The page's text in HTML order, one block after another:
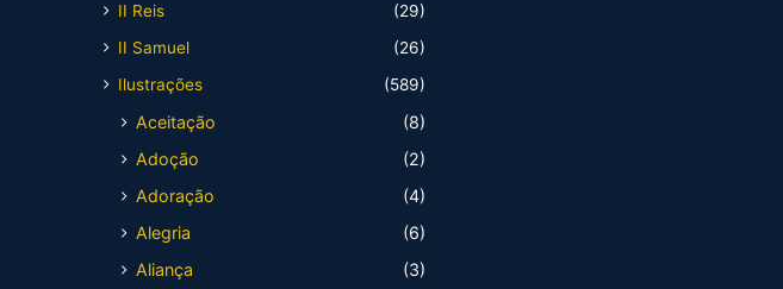
II Reis
(29)
II Samuel
(26)
Ilustrações
(589)
Aceitação
(8)
Adoção
(2)
Adoração
(4)
Alegria
(6)
Aliança
(3)